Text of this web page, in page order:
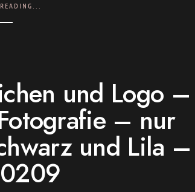
und Logo –
– nur
und Lila –